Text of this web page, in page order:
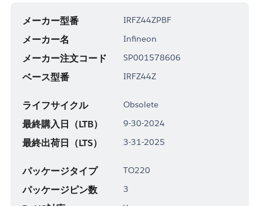
メーカー型番 IRFZ44ZPBF
メーカー名 Infineon
メーカー注文コード SP001578606
ベース型番 IRFZ44Z
ライフサイクル Obsolete
最終購入日（LTB） 9-30-2024
最終出荷日（LTS） 3-31-2025
パッケージタイプ TO220
パッケージピン数 3